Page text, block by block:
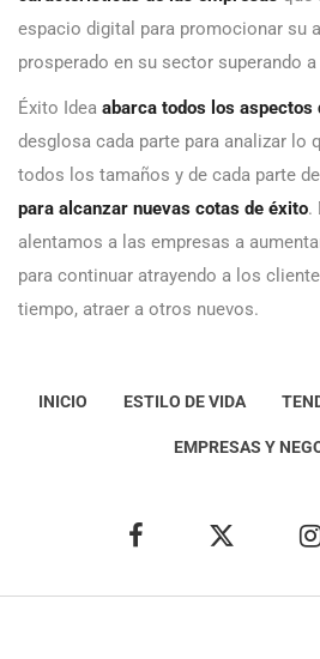
espacio digital para promocionar su
prosperado en su sector superando
Éxito Idea abarca todos los aspectos
desglosa cada parte para analizar lo
todos los tamaños y de cada parte
para alcanzar nuevas cotas de éxito.
alentamos a las empresas a
para continuar atrayendo a los
tiempo, atraer a otros nuevos.
INICIO ESTILO DE VIDA
EMPRESAS Y